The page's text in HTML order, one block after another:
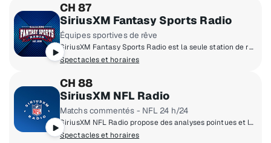
CH 87
SiriusXM Fantasy Sports Radio
Équipes sportives de rêve
SiriusXM Fantasy Sports Radio est la seule station de radio 24h/24 et 7j/7 exclusivement dédiée aux sports fantasy. Bénéficiez de conseils d'experts, de stratégies et d'informations, ainsi que d'interviews d'athlètes, d'entraîneurs et d'experts pour vous aider à dominer votre ligue.
Spectacles et horaires
CH 88
SiriusXM NFL Radio
Matchs commentés - NFL 24 h/24
SiriusXM NFL Radio propose des analyses pointues et les dernières actualités NFL dont les vrais passionnés de football ont besoin, 24h/24, 7j/7 et 365j/an. De la tournée annuelle des camps d'entraînement des 32 équipes aux retransmissions de la semaine du Super Bowl, en passant par les rencontres de recrutement et la couverture en direct de chaque choix de la draft NFL, une équipe d'animateurs professionnels et d'invités spéciaux de toute la ligue vous tient au courant.
Spectacles et horaires